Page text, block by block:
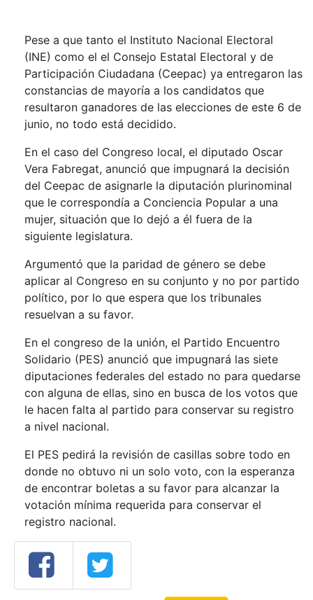
Pese a que tanto el Instituto Nacional Electoral
(INE) como el el Consejo Estatal Electoral y de
Participación Ciudadana (Ceepac) ya entregaron las
constancias de mayoría a los candidatos que
resultaron ganadores de las elecciones de este 6 de
junio, no todo está decidido.
En el caso del Congreso local, el diputado Oscar
Vera Fabregat, anunció que impugnará la decisión
del Ceepac de asignarle la diputación plurinominal
que le correspondía a Conciencia Popular a una
mujer, situación que lo dejó a él fuera de la
siguiente legislatura.
Argumentó que la paridad de género se debe
aplicar al Congreso en su conjunto y no por partido
político, por lo que espera que los tribunales
resuelvan a su favor.
En el congreso de la unión, el Partido Encuentro
Solidario (PES) anunció que impugnará las siete
diputaciones federales del estado no para quedarse
con alguna de ellas, sino en busca de los votos que
le hacen falta al partido para conservar su registro
a nivel nacional.
El PES pedirá la revisión de casillas sobre todo en
donde no obtuvo ni un solo voto, con la esperanza
de encontrar boletas a su favor para alcanzar la
votación mínima requerida para conservar el
registro nacional.